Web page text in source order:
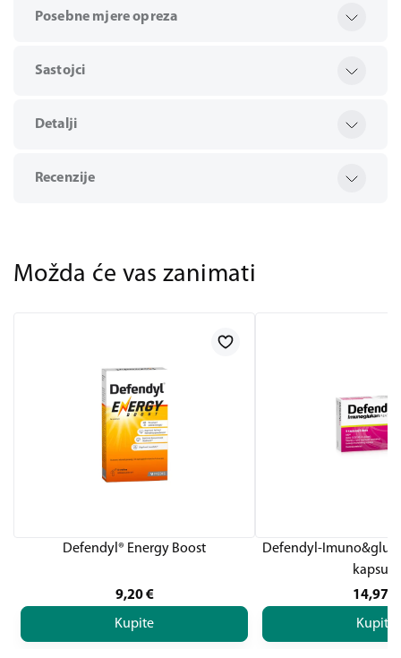
Posebne mjere opreza
Sastojci
Detalji
Recenzije
Možda će vas zanimati
Defendyl® Energy Boost
9,20 €
Kupite
Defendyl-
kapsula
14,97
Kupite